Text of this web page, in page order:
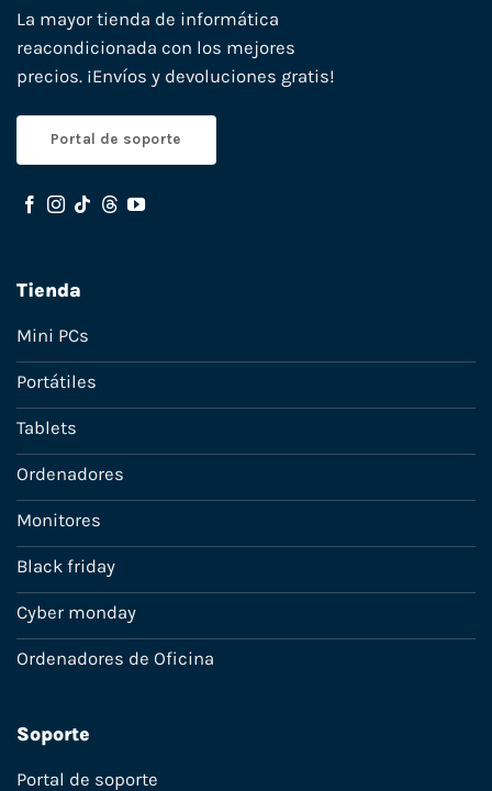
La mayor tienda de informática
reacondicionada con los mejores
precios. ¡Envíos y devoluciones gratis!
Portal de soporte
Tienda
Mini PCs
Portátiles
Tablets
Ordenadores
Monitores
Black friday
Cyber monday
Ordenadores de Oficina
Soporte
Portal de soporte